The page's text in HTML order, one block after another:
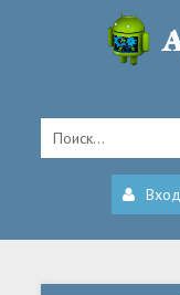
Вход